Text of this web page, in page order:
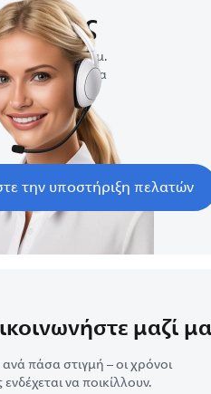
μας
π.μ.-5:00 μ.μ.
Σαββατοκύριακα
64 61
την υποστήριξη πελατών
μαζί
πάσα στιγμή – οι χρόνοι
να ποικίλλουν.